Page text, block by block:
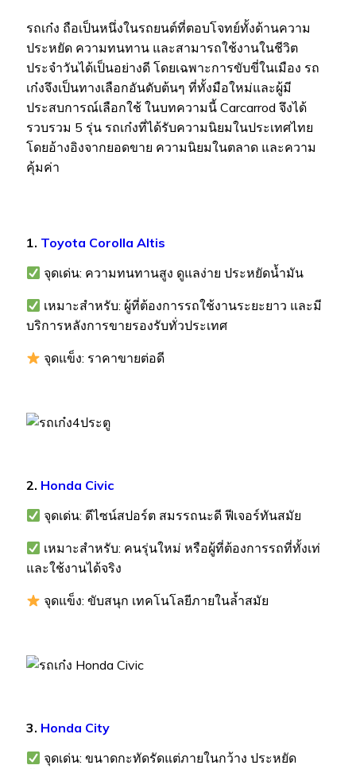
รถเก๋ง ถือเป็นหนึ่งในรถยนต์ที่ตอบโจทย์ทั้งด้านความ
ประหยัด ความทนทาน และสามารถใช้งานในชีวิต
ประจำวันได้เป็นอย่างดี โดยเฉพาะการขับขี่ในเมือง รถ
เก๋งจึงเป็นทางเลือกอันดับต้นๆ ที่ทั้งมือใหม่และผู้มี
ประสบการณ์เลือกใช้ ในบทความนี้ Carcarrod จึงได้
รวบรวม 5 รุ่น รถเก๋งที่ได้รับความนิยมในประเทศไทย
โดยอ้างอิงจากยอดขาย ความนิยมในตลาด และความ
คุ้มค่า
1. Toyota Corolla Altis
จุดเด่น: ความทนทานสูง ดูแลง่าย ประหยัดน้ำมัน
เหมาะสำหรับ: ผู้ที่ต้องการรถใช้งานระยะยาว และมี
บริการหลังการขายรองรับทั่วประเทศ
จุดแข็ง: ราคาขายต่อดี
2. Honda Civic
จุดเด่น: ดีไซน์สปอร์ต สมรรถนะดี ฟีเจอร์ทันสมัย
เหมาะสำหรับ: คนรุ่นใหม่ หรือผู้ที่ต้องการรถที่ทั้งเท่
และใช้งานได้จริง
จุดแข็ง: ขับสนุก เทคโนโลยีภายในล้ำสมัย
3. Honda City
จุดเด่น: ขนาดกะทัดรัดแต่ภายในกว้าง ประหยัด